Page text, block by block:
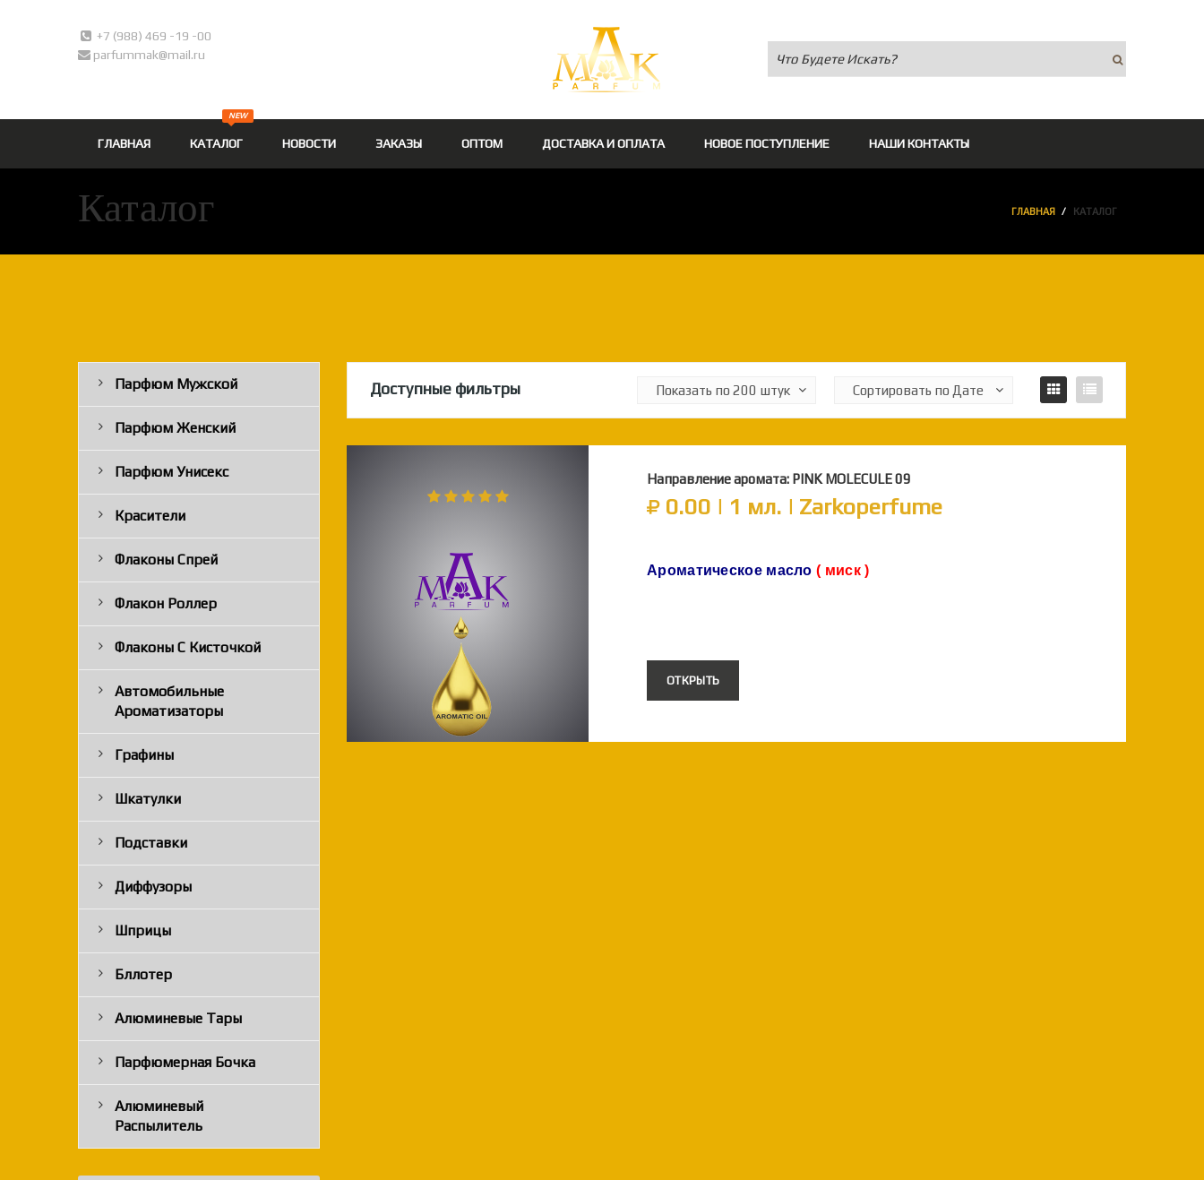
+7 (988) 469 -19 -00
parfummak@mail.ru
ГЛАВНАЯ КАТАЛОГ
NEW
НОВОСТИ ЗАКАЗЫ ОПТОМ ДОСТАВКА И ОПЛАТА НОВОЕ ПОСТУПЛЕНИЕ НАШИ КОНТАКТЫ
Каталог ГЛАВНАЯ КАТАЛОГ
Парфюм Мужской
Парфюм Женский
Парфюм Унисекс
Красители
Флаконы Спрей
Флакон Роллер
Флаконы С Кисточкой
Автомобильные
Ароматизаторы
Графины
Шкатулки
Подставки
Диффузоры
Шприцы
Бллотер
Алюминевые Тары
Парфюмерная Бочка
Алюминевый
Распылитель
Доступные фильтры ▼
▼
Направление аромата: PINK MOLECULE 09
0.00 | 1 мл. | Zarkoperfume
Ароматическое масло ( миск )
ОТКРЫТЬ